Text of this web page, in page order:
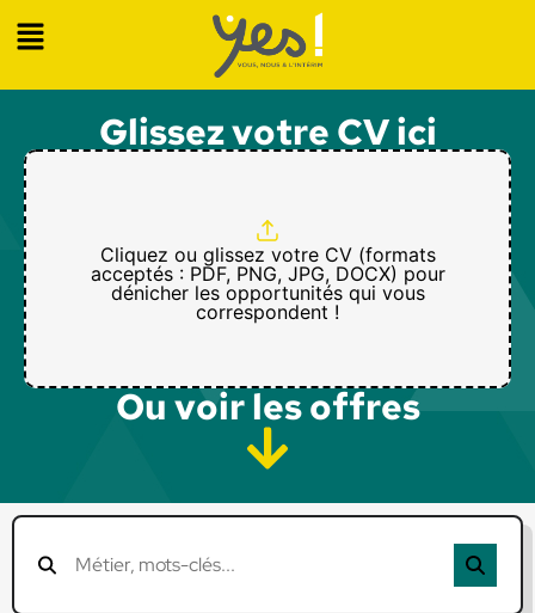
Glissez votre CV ici
Cliquez ou glissez votre CV (formats
acceptés : PDF, PNG, JPG, DOCX) pour
dénicher les opportunités qui vous
correspondent !
Ou voir les offres​